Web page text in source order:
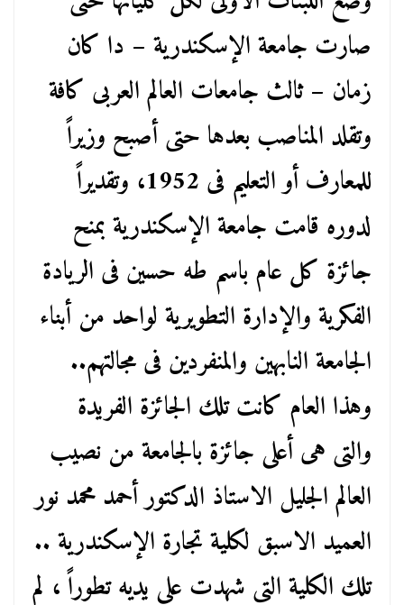
صارت جامعة الإسكندرية – دا كان
زمان – ثالث جامعات العالم العربى كافة
وتقلد المناصب بعدها حتى أصبح وزيراً
للمعارف أو التعليم فى 1952، وتقديراً
لدوره قامت جامعة الإسكندرية بمنح
جائزة كل عام باسم طه حسين فى الريادة
الفكرية والإدارة التطويرية لواحد من أبناء
الجامعة النابهين والمنفردين فى مجالتهم..
وهذا العام كانت تلك الجائزة الفريدة
والتى هى أعلى جائزة بالجامعة من نصيب
العالم الجليل الاستاذ الدكتور أحمد محمد نور
العميد الاسبق لكلية تجارة الإسكندرية ..
تلك الكلية التى شهدت على يديه تطوراً ، لم